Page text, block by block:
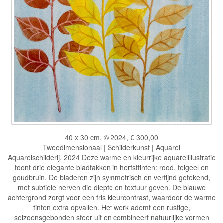
40 x 30 cm, © 2024, € 300,00
Tweedimensionaal | Schilderkunst | Aquarel
Aquarelschilderij, 2024 Deze warme en kleurrijke aquarelillustratie
toont drie elegante bladtakken in herfsttinten: rood, felgeel en
goudbruin. De bladeren zijn symmetrisch en verfijnd getekend,
met subtiele nerven die diepte en textuur geven. De blauwe
achtergrond zorgt voor een fris kleurcontrast, waardoor de warme
tinten extra opvallen. Het werk ademt een rustige,
seizoensgebonden sfeer uit en combineert natuurlijke vormen